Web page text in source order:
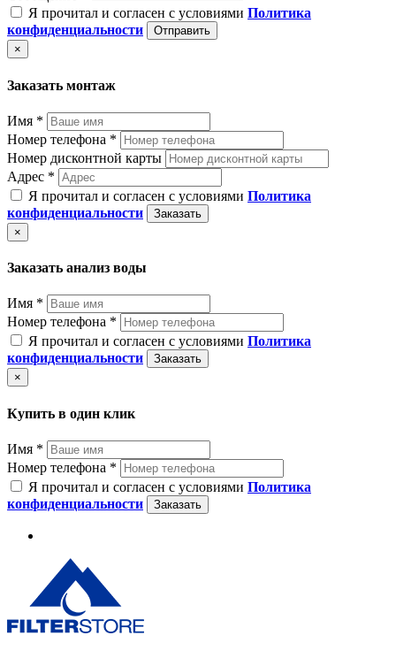
Я прочитал и согласен с условиями Политика
конфиденциальности
Отправить
×
Заказать монтаж
Имя *
Номер телефона *
Номер дисконтной карты
Адрес *
Я прочитал и согласен с условиями Политика
конфиденциальности
Заказать
×
Заказать анализ воды
Имя *
Номер телефона *
Я прочитал и согласен с условиями Политика
конфиденциальности
Заказать
×
Купить в один клик
Имя *
Номер телефона *
Я прочитал и согласен с условиями Политика
конфиденциальности
Заказать